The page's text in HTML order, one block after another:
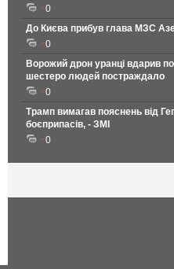
0
До Києва прибув глава МЗС
0
Ворожий дрон уранці вдарив
шестеро людей постраждало
0
Трамп вимагав пояснень від
боєприпасів, - ЗМІ
0